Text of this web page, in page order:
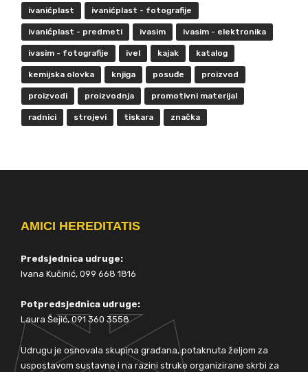
ivanićplast ivanićplast - fotografije
ivanićplast - predmeti ivasim ivasim - elektronika
ivasim - fotografije ivel kajak katalog
kemijska olovka knjiga posuđe proizvod
proizvodi proizvodnja promotivni materijal
radnici strojevi tiskara značka
AMICI HEREDITATIS
Predsjednica udruge:
Ivana Kučinić, 099 668 1816
Potpredsjednica udruge:
Laura Šejić, 091 360 3558
Udrugu je osnovala skupina građana, potaknuta željom za
uspostavom sustavne i na razini struke organizirane skrbi za